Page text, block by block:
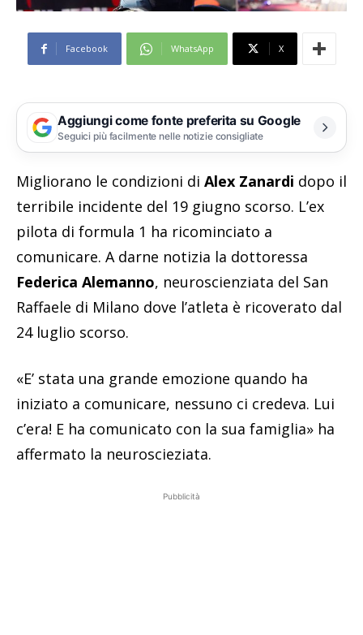
Facebook WhatsApp X
Aggiungi come fonte preferita su Google
Seguici più facilmente nelle notizie consigliate
Migliorano le condizioni di Alex Zanardi dopo il
terribile incidente del 19 giugno scorso. L’ex
pilota di formula 1 ha ricominciato a
comunicare. A darne notizia la dottoressa
Federica Alemanno, neuroscienziata del San
Raffaele di Milano dove l’atleta è ricoverato dal
24 luglio scorso.
«E’ stata una grande emozione quando ha
iniziato a comunicare, nessuno ci credeva. Lui
c’era! E ha comunicato con la sua famiglia» ha
affermato la neuroscieziata.
Pubblicità